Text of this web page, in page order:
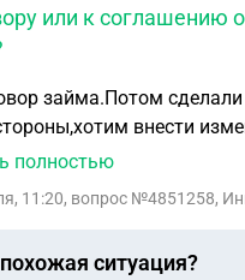
или к соглашению
займа.Потом
внести
по уплате роцентов
о замене сторон?
полностью
11:20, вопрос №4851258,
ситуация?